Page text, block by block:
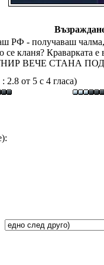
РФ - получаваш
се кланя?
ВЕЧЕ СТАНА
2.8 от 5 с 4 гласа)